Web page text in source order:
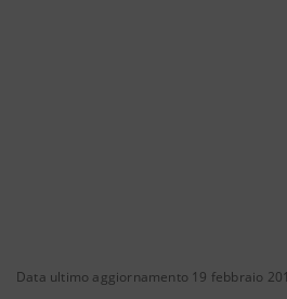
Data ultimo aggiornamento 19 febbraio